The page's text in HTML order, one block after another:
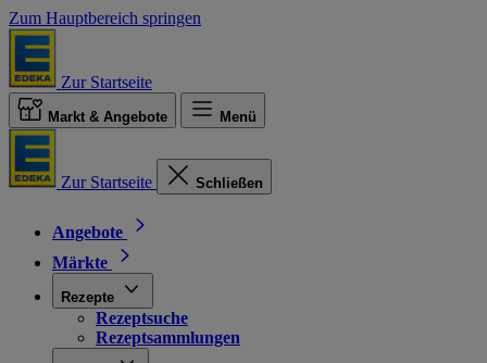
Zum Hauptbereich springen
Zur Startseite
Markt & Angebote Menü
Zur Startseite Schließen
Angebote
Märkte
Rezepte
Rezeptsuche
Rezeptsammlungen